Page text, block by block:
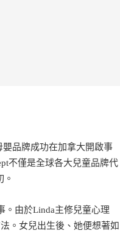
嬰品牌成功在加拿大開啟事
不僅是全球各大兒童品牌代
。由於Linda主修兒童心理
。女兒出生後、她便想著如